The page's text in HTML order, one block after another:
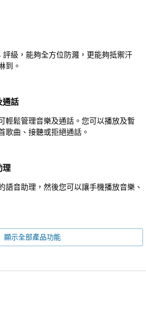
評級，能夠全方位防濺，更能夠抵禦汗
到。
通話
輕鬆管理音樂及通話。您可以播放及暫
歌曲、接聽或拒絕通話。
理
語音助理，然後您可以讓手機播放音樂、
顯示全部產品功能